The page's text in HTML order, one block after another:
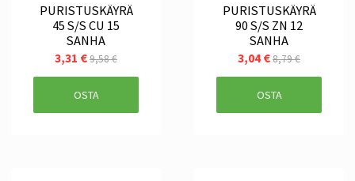
PURISTUSKÄYRÄ
45 S/S CU 15
SANHA
3,31 €9,58 €
OSTA
PURISTUSKÄYRÄ
90 S/S ZN 12
SANHA
3,04 €8,79 €
OSTA